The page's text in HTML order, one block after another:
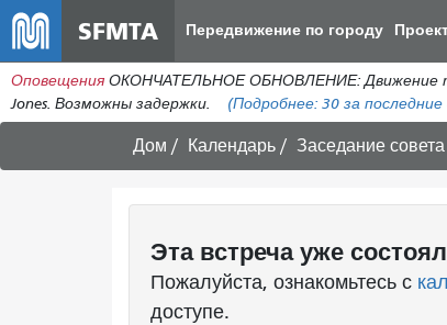
SFMTA Передвижение по городу
Оповещения ОКОНЧАТЕЛЬНОЕ ОБНОВЛЕНИЕ: Движение
Jones. Возможны задержки.
(Подробнее: 30 за последние
Дом Календарь Заседание
Эта встречауже
Пожалуйста, ознакомьтесь с
доступе.